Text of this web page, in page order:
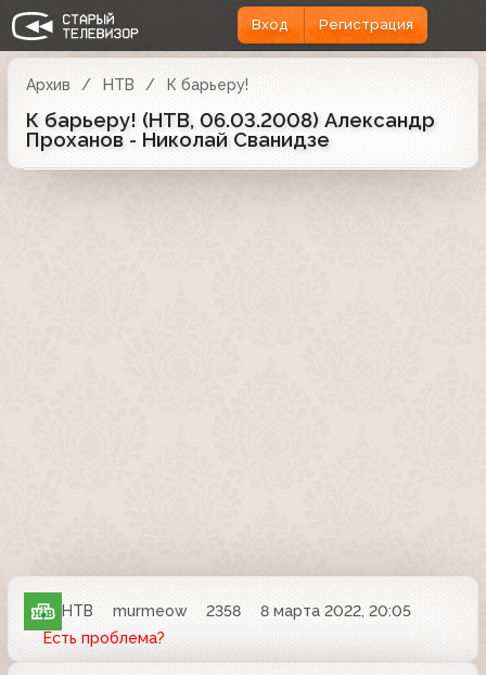
Вход Регистрация
Архив НТВ К барьеру!
К барьеру! (НТВ, 06.03.2008) Александр
Проханов - Николай Сванидзе
НТВ murmeow 2358
8 марта 2022, 20:05
Есть проблема?